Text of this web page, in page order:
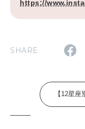
2026年6月号「大銀
2026年5月
2026年3
https://
SHARE
【12星